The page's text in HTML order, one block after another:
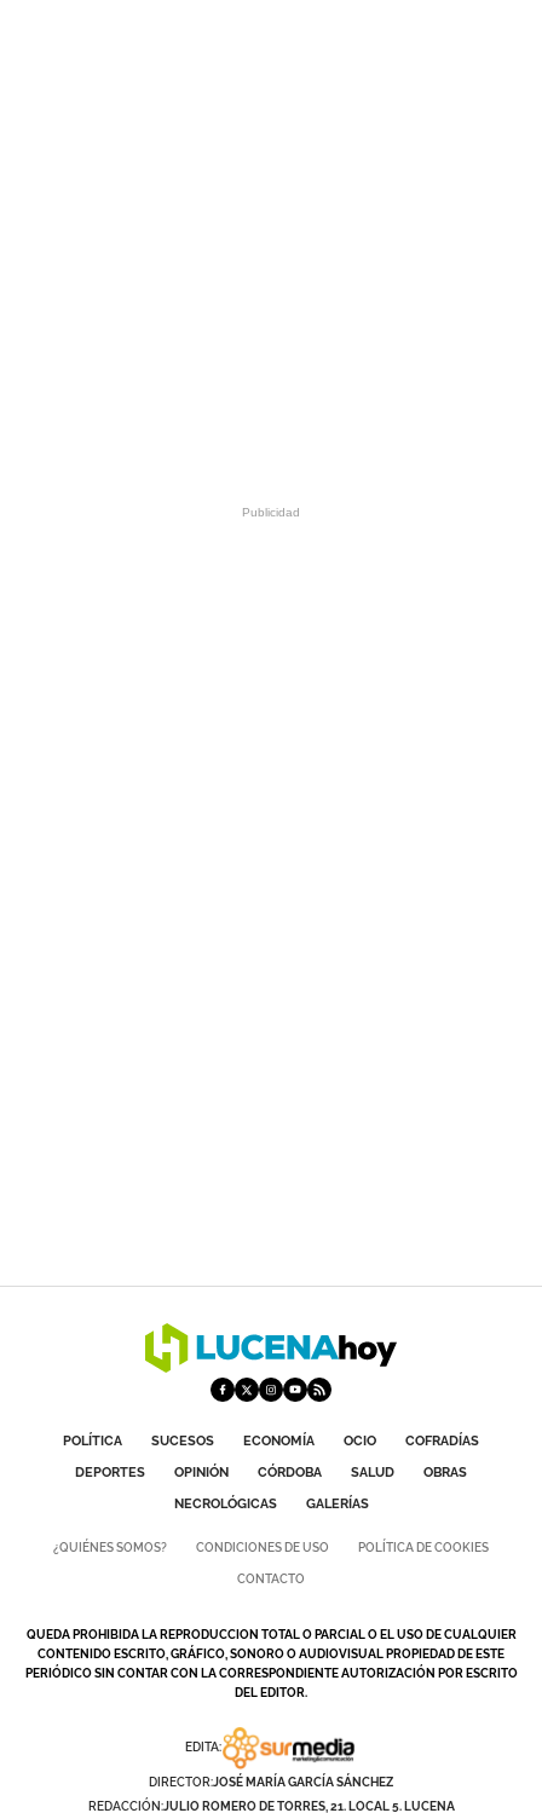
POLÍTICA SUCESOS ECONOMÍA OCIO
COFRADÍAS
DEPORTES
OPINIÓN CÓRDOBA SALUD
OBRAS
NECROLÓGICAS
GALERÍAS
¿QUIÉNES SOMOS? CONDICIONES DE USO POLÍTICA DE COOKIES
CONTACTO
QUEDA PROHIBIDA LA REPRODUCCION TOTAL O PARCIAL O EL USO DE CUALQUIER
CONTENIDO ESCRITO, GRÁFICO, SONORO O AUDIOVISUAL PROPIEDAD DE ESTE
PERIÓDICO SIN CONTAR CON LA CORRESPONDIENTE AUTORIZACIÓN POR ESCRITO
DEL EDITOR.
EDITA:
DIRECTOR:JOSÉ MARÍA GARCÍA SÁNCHEZ
REDACCIÓN:JULIO ROMERO DE TORRES, 21. LOCAL 5. LUCENA